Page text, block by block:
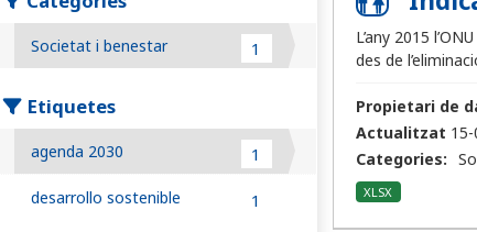
Societat i benestar 1
Etiquetes
agenda 2030 1
desarrollo sostenible 1
L’any 2015
des de
Propietari de
Actualitzat
Categories:
XLSX